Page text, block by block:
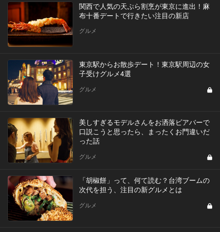
関西で人気の天ぷら割烹が東京に進出！麻
布十番デートで行きたい注目の新店
グルメ
東京駅からお散歩デート！東京駅周辺の女
子受けグルメ4選
グルメ
美しすぎるモデルさんをお洒落ビアバーで
口説こうと思ったら、まったくお門違いだ
った話
グルメ
「胡椒餅」って、何て読む？台湾ブームの
次代を担う、注目の新グルメとは
グルメ